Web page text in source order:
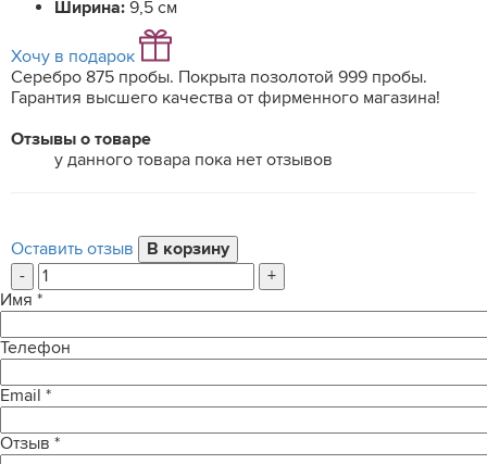
Ширина: 9,5 см
Хочу в подарок
Серебро 875 пробы. Покрыта позолотой 999 пробы.
Гарантия высшего качества от фирменного магазина!
Отзывы о товаре
у данного товара пока нет отзывов
Оставить отзыв
-
+
Имя *
Телефон
Email *
Отзыв *